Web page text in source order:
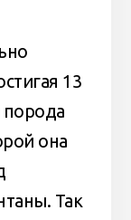
13
порода
она
Так